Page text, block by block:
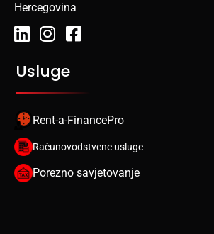
Hercegovina
Usluge
Rent-a-FinancePro
Računovodstvene usluge
Porezno savjetovanje